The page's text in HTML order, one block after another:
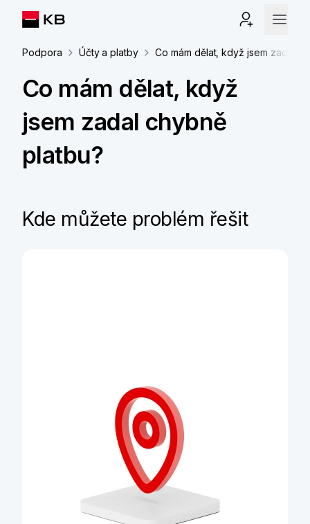
Podpora Účty a platby Co mám dělat, když jsem zadal
Co mám dělat, když
jsem zadal chybně
platbu?
Kde můžete problém řešit